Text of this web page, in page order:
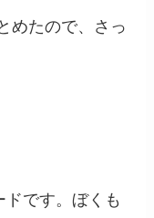
めたので、さっ
ドです。ぼくも